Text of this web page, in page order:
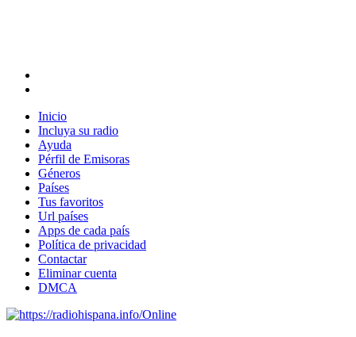
Inicio
Incluya su radio
Ayuda
Pérfil de Emisoras
Géneros
Países
Tus favoritos
Url países
Apps de cada país
Política de privacidad
Contactar
Eliminar cuenta
DMCA
Online